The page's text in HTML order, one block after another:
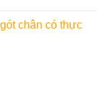
chân có thực